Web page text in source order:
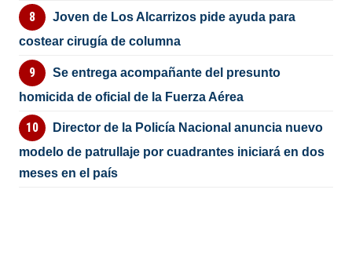
Joven de Los Alcarrizos pide ayuda para
costear cirugía de columna
Se entrega acompañante del presunto
homicida de oficial de la Fuerza Aérea
Director de la Policía Nacional anuncia nuevo
modelo de patrullaje por cuadrantes iniciará en dos
meses en el país